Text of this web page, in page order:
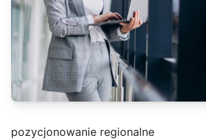
pozycjonowanie regionalne